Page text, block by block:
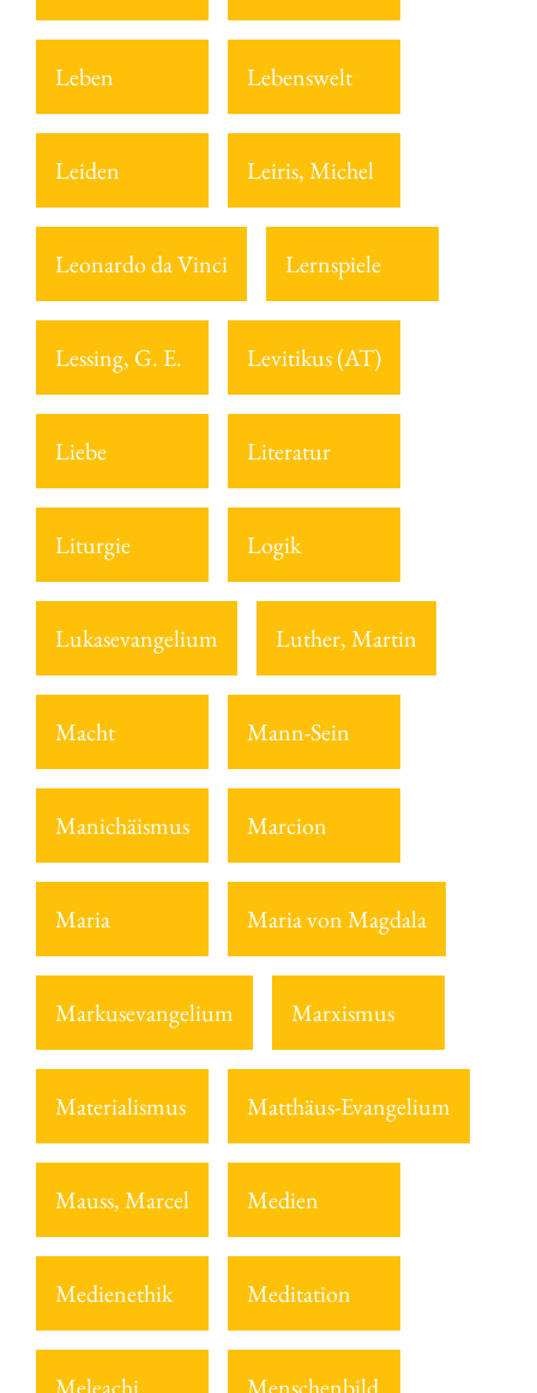
Leben Lebenswelt
Leiden Leiris, Michel
Leonardo da Vinci Lernspiele
Lessing, G. E. Levitikus (AT)
Liebe Literatur
Liturgie Logik
Lukasevangelium Luther, Martin
Macht Mann-Sein
Manichäismus Marcion
Maria Maria von Magdala
Markusevangelium Marxismus
Materialismus Matthäus-Evangelium
Mauss, Marcel Medien
Medienethik Meditation